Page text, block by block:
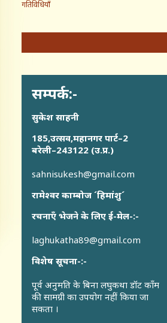
गतिविधियाँ
सम्पर्क:-
सुकेश साहनी
185,उत्सव,महानगर पार्ट–2
बरेली–243122 (उ.प्र.)
sahnisukesh@gmail.com
रामेश्वर काम्बोज ´हिमांशु´
रचनाएँ भेजने के लिए ई-मेल-:-
laghukatha89@gmail.com
विशेष सूचना-:-
पूर्व अनुमति के बिना लघुकथा डॉट कॉंम
की सामग्री का उपयोग नहीं किया जा
सकता ।